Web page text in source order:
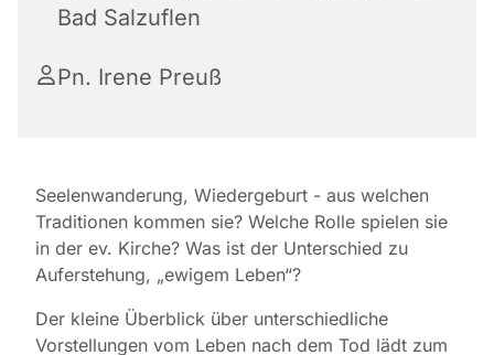
Bad Salzuflen
Pn. Irene Preuß
Seelenwanderung, Wiedergeburt - aus welchen
Traditionen kommen sie? Welche Rolle spielen sie
in der ev. Kirche? Was ist der Unterschied zu
Auferstehung, „ewigem Leben“?
Der kleine Überblick über unterschiedliche
Vorstellungen vom Leben nach dem Tod lädt zum